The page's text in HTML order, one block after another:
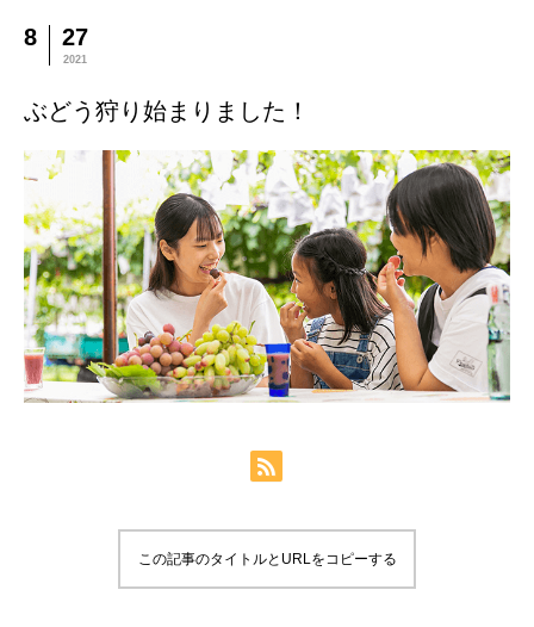
8 27
2021
ぶどう狩り始まりました！
この記事のタイトルとURLをコピーする